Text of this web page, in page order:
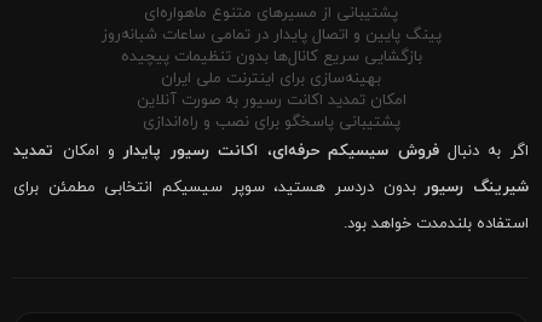
پشتیبانی از مسیرهای متنوع ماهواره‌ای
پینگ پایین و اتصال پایدار در تمامی ساعات شبانه‌روز
بازگشایی سریع کانال‌ها بدون تنظیمات پیچیده
بهینه‌سازی برای اینترنت ملی ایران
امکان تمدید اکانت رسیور به صورت آنلاین
پشتیبانی پاسخگو برای نصب و راه‌اندازی
اگر به دنبالفروش سیسیکم حرفه‌ای، اکانت رسیور پایدارو امکان تمدید
شیرینگ رسیوربدون دردسر هستید، سوپر سیسیکم انتخابی مطمئن برای
استفاده بلندمدت خواهد بود.